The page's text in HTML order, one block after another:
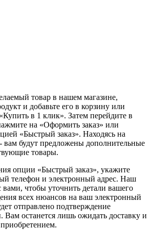
товар в нашем магазине,
и добавьте его в корзину или
в 1 клик». Затем перейдите в
на «Оформить заказ» или
«Быстрый заказ». Находясь на
вам будут предложены дополнительные
товары.
опции «Быстрый заказ», укажите
телефон и электронный адрес. Наш
вами, чтобы уточнить детали вашего
всех нюансов на ваш электронный
отправлено подтверждение
останется лишь ожидать доставку и